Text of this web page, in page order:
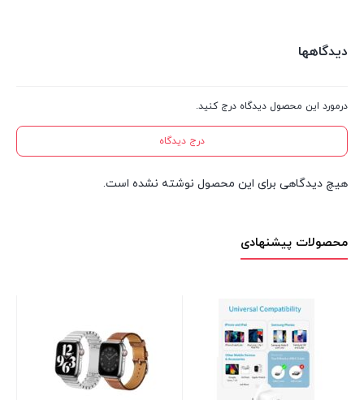
دیدگاهها
درمورد این محصول دیدگاه درج کنید.
درج دیدگاه
هیچ دیدگاهی برای این محصول نوشته نشده است.
محصولات پیشنهادی